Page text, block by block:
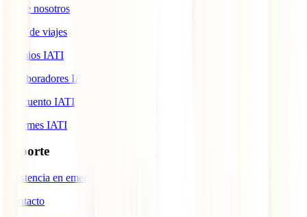
Sobre nosotros
Blog de viajes
Premios IATI
Colaboradores IATI
Descuento IATI
Informes IATI
Soporte
Asistencia en emergencias
Contacto